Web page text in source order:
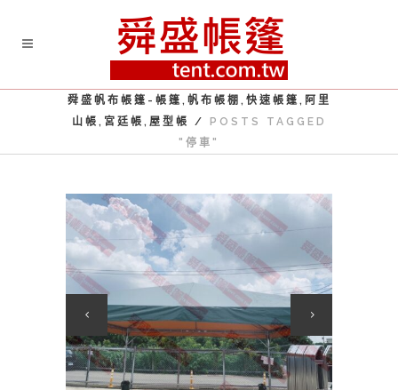
舜盛帆布帳篷-帳篷,帆布帳棚,快速帳篷,阿里
山帳,宮廷帳,屋型帳
/
POSTS TAGGED
"停車"